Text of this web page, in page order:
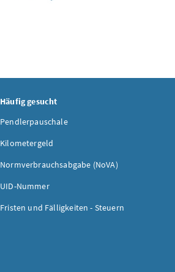
Häufig gesucht
Pendlerpauschale
Kilometergeld
Normverbrauchsabgabe (NoVA)
UID-Nummer
Fristen und Fälligkeiten - Steuern